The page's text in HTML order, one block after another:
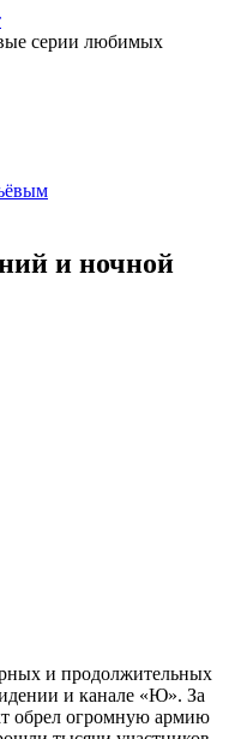
серии любимых
и ночной
и продолжительных
и канале «Ю». За
обрел огромную армию